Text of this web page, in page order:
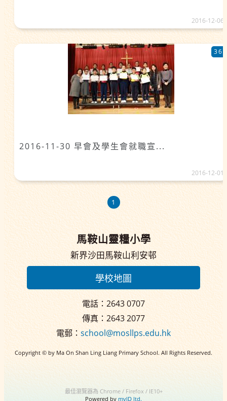
2016-12-06
2016-11-30 早會及學生會就職宣...
36
2016-12-01
1
馬鞍山靈糧小學
新界沙田馬鞍山利安邨
學校地圖
電話：2643 0707
傳真：2643 2077
電郵：school@mosllps.edu.hk
Copyright © by Ma On Shan Ling Liang Primary School. All Rights Reserved.
最佳瀏覽器為 Chrome / Firefox / IE10+
Powered by myID ltd.